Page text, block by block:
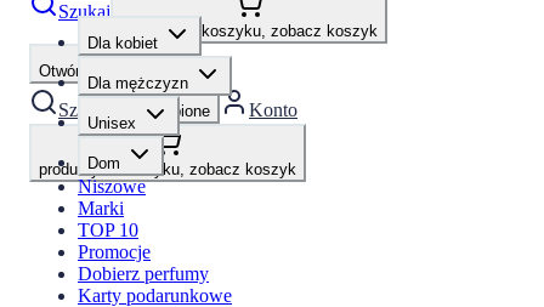
Szukaj
produkty w koszyku, zobacz koszyk
Otwórz menu
Szukaj Ulubione Konto
produkty w koszyku, zobacz koszyk
Dla kobiet
Dla mężczyzn
Unisex
Dom
Niszowe
Marki
TOP 10
Promocje
Dobierz perfumy
Karty podarunkowe